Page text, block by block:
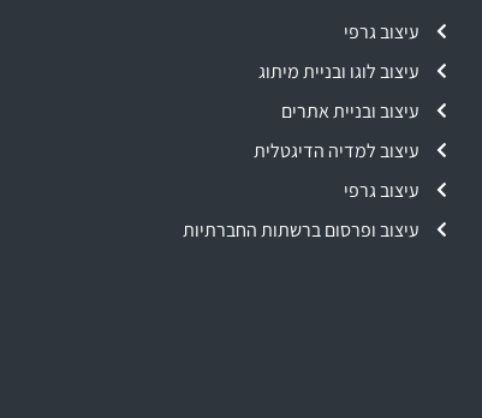
עיצוב גרפי
עיצוב לוגו ובניית מיתוג
עיצוב ובניית אתרים
עיצוב למדיה הדיגטלית
עיצוב גרפי
עיצוב ופרסום ברשתות החברתיות